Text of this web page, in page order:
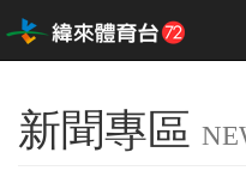
新聞專區